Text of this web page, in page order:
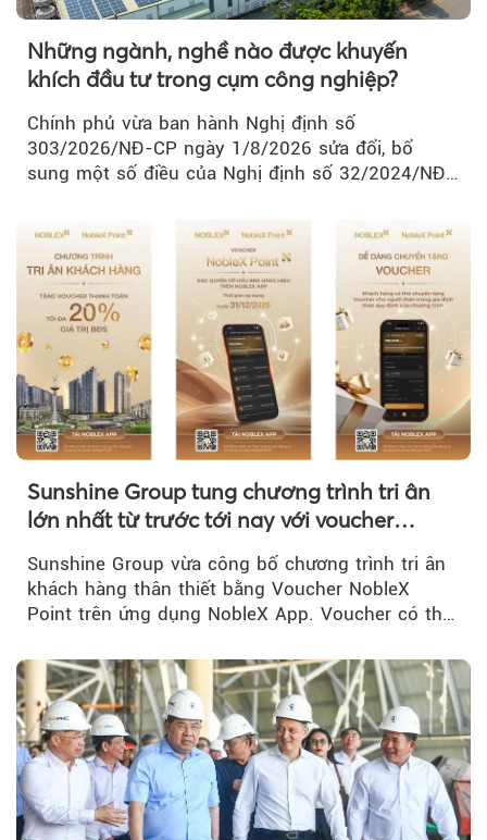
Những ngành, nghề nào được khuyến
khích đầu tư trong cụm công nghiệp?
Chính phủ vừa ban hành Nghị định số
303/2026/NĐ-CP ngày 1/8/2026 sửa đổi, bổ
sung một số điều của Nghị định số 32/2024/NĐ-
Sunshine Group tung chương trình tri ân
lớn nhất từ trước tới nay với voucher
NobleX Point cho khách hàng thân thiết
Sunshine Group vừa công bố chương trình tri ân
khách hàng thân thiết bằng Voucher NobleX
Point trên ứng dụng NobleX App. Voucher có thể